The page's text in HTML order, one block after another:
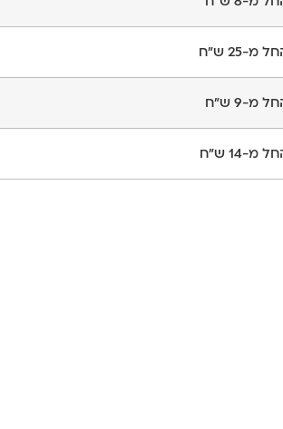
מ-25 ש"ח
מ-9 ש"ח
מ-14 ש"ח